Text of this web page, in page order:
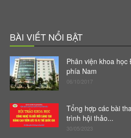
BÀI VIẾT NỔI BẬT
Phân viện khoa
phía Nam
06/10/2017
Tổng hợp các bài
trình hội thảo...
30/05/2023